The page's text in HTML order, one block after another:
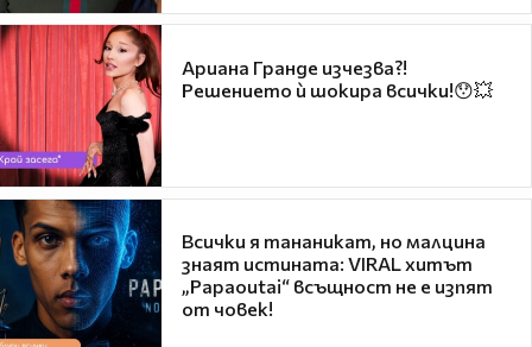
Ариана Гранде изчезва?!
Решението ѝ шокира всички!😯💥
Всички я тананикат, но малцина
знаят истината: VIRAL хитът
„Papaoutai“ всъщност не е изпят
от човек!